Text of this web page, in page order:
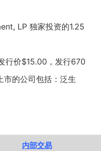
LP 独家投资的1.25
行价$15.00，发行670
的公司包括： 泛生
内部交易